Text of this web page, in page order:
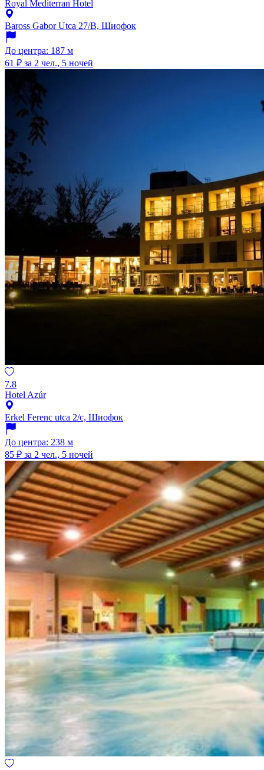
Royal Mediterran Hotel
Baross Gabor Utca 27/B, Шиофок
До центра: 187 м
61 ₽ за 2 чел., 5 ночей
7.8
Hotel Azúr
Erkel Ferenc utca 2/c, Шиофок
До центра: 238 м
85 ₽ за 2 чел., 5 ночей